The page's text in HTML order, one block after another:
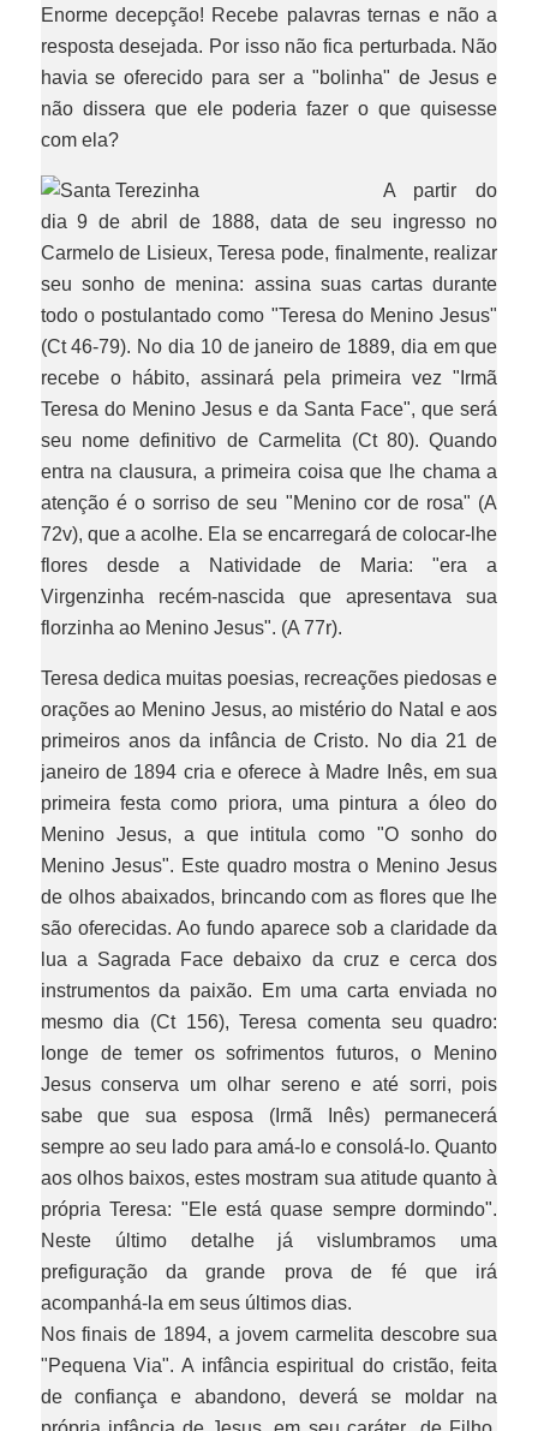
Enorme decepção! Recebe palavras ternas e não a
resposta desejada. Por isso não fica perturbada. Não
havia se oferecido para ser a "bolinha" de Jesus e
não dissera que ele poderia fazer o que quisesse
com ela?
A partir do
dia 9 de abril de 1888, data de seu ingresso no
Carmelo de Lisieux, Teresa pode, finalmente, realizar
seu sonho de menina: assina suas cartas durante
todo o postulantado como "Teresa do Menino Jesus"
(Ct 46-79). No dia 10 de janeiro de 1889, dia em que
recebe o hábito, assinará pela primeira vez "Irmã
Teresa do Menino Jesus e da Santa Face", que será
seu nome definitivo de Carmelita (Ct 80). Quando
entra na clausura, a primeira coisa que lhe chama a
atenção é o sorriso de seu "Menino cor de rosa" (A
72v), que a acolhe. Ela se encarregará de colocar-lhe
flores desde a Natividade de Maria: "era a
Virgenzinha recém-nascida que apresentava sua
florzinha ao Menino Jesus". (A 77r).
Teresa dedica muitas poesias, recreações piedosas e
orações ao Menino Jesus, ao mistério do Natal e aos
primeiros anos da infância de Cristo. No dia 21 de
janeiro de 1894 cria e oferece à Madre Inês, em sua
primeira festa como priora, uma pintura a óleo do
Menino Jesus, a que intitula como "O sonho do
Menino Jesus". Este quadro mostra o Menino Jesus
de olhos abaixados, brincando com as flores que lhe
são oferecidas. Ao fundo aparece sob a claridade da
lua a Sagrada Face debaixo da cruz e cerca dos
instrumentos da paixão. Em uma carta enviada no
mesmo dia (Ct 156), Teresa comenta seu quadro:
longe de temer os sofrimentos futuros, o Menino
Jesus conserva um olhar sereno e até sorri, pois
sabe que sua esposa (Irmã Inês) permanecerá
sempre ao seu lado para amá-lo e consolá-lo. Quanto
aos olhos baixos, estes mostram sua atitude quanto à
própria Teresa: "Ele está quase sempre dormindo".
Neste último detalhe já vislumbramos uma
prefiguração da grande prova de fé que irá
acompanhá-la em seus últimos dias.
Nos finais de 1894, a jovem carmelita descobre sua
"Pequena Via". A infância espiritual do cristão, feita
de confiança e abandono, deverá se moldar na